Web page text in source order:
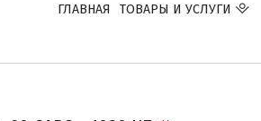
ГЛАВНАЯ ТОВАРЫ И УСЛУГИ